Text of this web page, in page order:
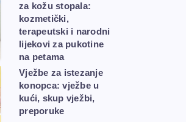
za kožu stopala:
kozmetički,
terapeutski i narodni
lijekovi za pukotine
na petama
Vježbe za istezanje
konopca: vježbe u
kući, skup vježbi,
preporuke